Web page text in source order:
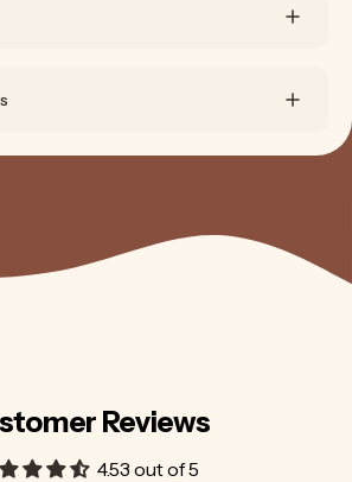
Reviews
4.53 out of 5